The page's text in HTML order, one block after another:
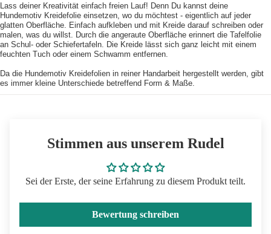
Lass deiner Kreativität einfach freien Lauf! Denn Du kannst deine
Hundemotiv Kreidefolie einsetzen, wo du möchtest - eigentlich auf jeder
glatten Oberfläche. Einfach aufkleben und mit Kreide darauf schreiben oder
malen, was du willst. Durch die angeraute Oberfläche erinnert die Tafelfolie
an Schul- oder Schiefertafeln. Die Kreide lässt sich ganz leicht mit einem
feuchten Tuch oder einem Schwamm entfernen.
Da die Hundemotiv Kreidefolien in reiner Handarbeit hergestellt werden, gibt
es immer kleine Unterschiede betreffend Form & Maße.
Stimmen aus unserem Rudel
Sei der Erste, der seine Erfahrung zu diesem Produkt teilt.
Bewertung schreiben